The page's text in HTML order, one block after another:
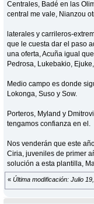
Centrales, Badé en las
central me vale, Nianzou
laterales y carrileros-
que le cuesta dar el paso
una oferta, Acuña igual
Pedrosa, Lukebakio,
Medio campo es donde
Lokonga, Suso y Sow.
Porteros, Myland y
tengamos confianza en el.
Nos venderán que este
Ciria, juveniles de primer
solución a esta plantilla,
« Última modificación: Julio